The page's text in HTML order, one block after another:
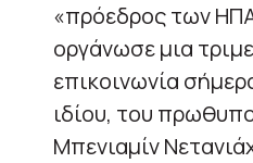
«πρόεδρος των
οργάνωσε μια
επικοινωνία
ιδίου, του
Μπενιαμίν